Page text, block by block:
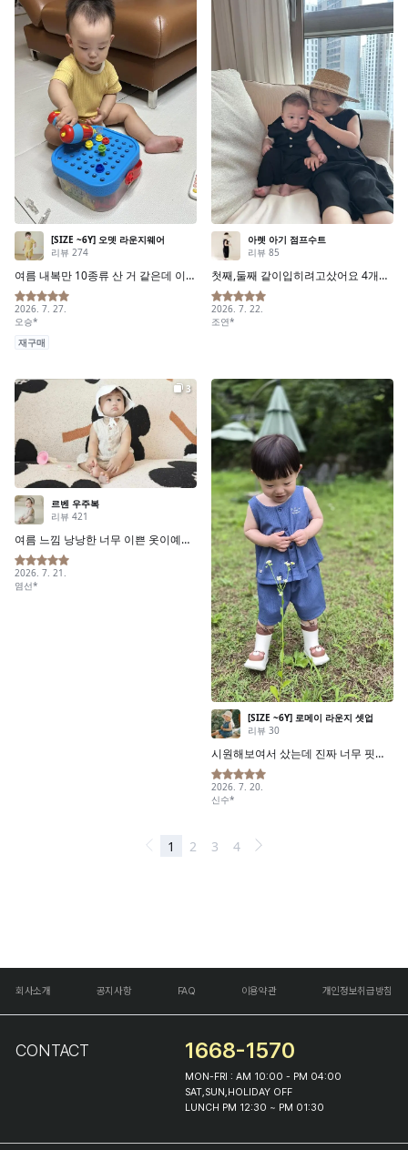
회사소개 공지사항 FAQ 이용약관 개인정보취급방침
CONTACT 1668-1570
MON-FRI : AM 10:00 - PM 04:00
SAT,SUN,HOLIDAY OFF
LUNCH PM 12:30 ~ PM 01:30